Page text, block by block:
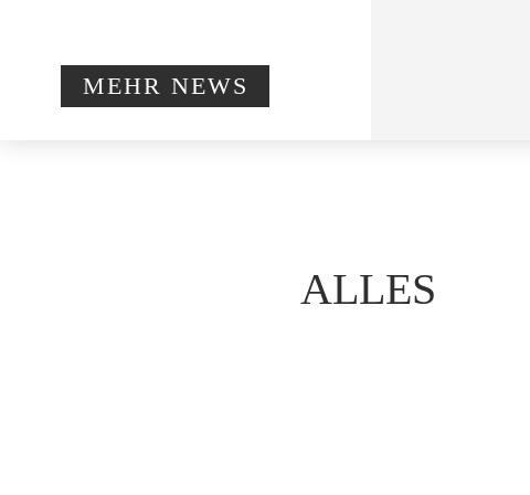
MEHR NEWS
ALLES